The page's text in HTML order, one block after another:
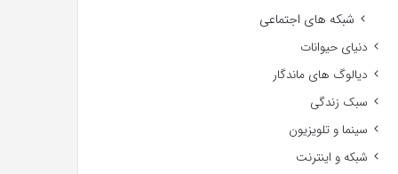
شبکه های اجتماعی
دنیای حیوانات
دیالوگ های ماندگار
سبک زندگی
سینما و تلویزیون
شبکه و اینترنت